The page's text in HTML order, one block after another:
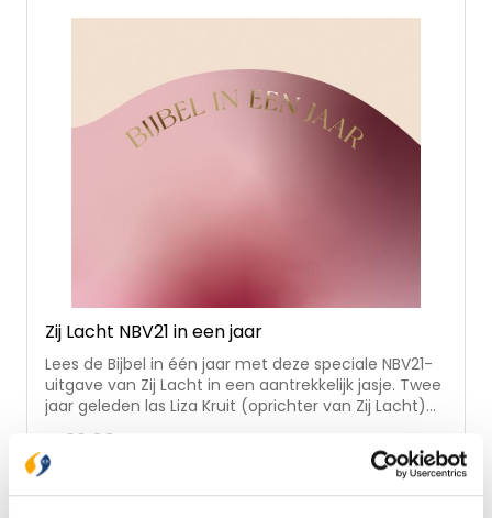
Zij Lacht NBV21 in een jaar
Lees de Bijbel in één jaar met deze speciale NBV21-
uitgave van Zij Lacht in een aantrekkelijk jasje. Twee
jaar geleden las Liza Kruit (oprichter van Zij Lacht)
haar een te grote opgave en ook tijdens het lezen
vond ze het soms moeilijk om het lezen vol te
€ 39,00